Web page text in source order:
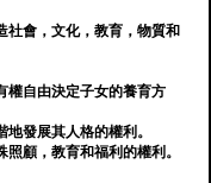
社會，文化，教育，物質和
權自由決定子女的養育方
發展其人格的權利。
顧，教育和福利的權利。